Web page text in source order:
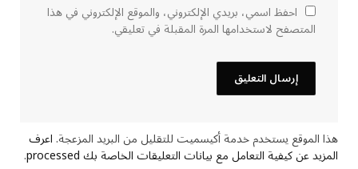
احفظ اسمي، بريدي الإلكتروني، والموقع الإلكتروني في هذا
المتصفح لاستخدامها المرة المقبلة في تعليقي.
هذا الموقع يستخدم خدمة أكيسميت للتقليل من البريد المزعجة.اعرف
المزيد عن كيفية التعامل مع بيانات التعليقات الخاصة بك processed .